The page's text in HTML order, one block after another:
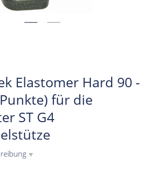
Elastomer Hard 90 -
für die
ST G4
▼